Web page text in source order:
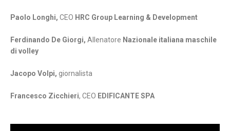
Paolo Longhi, CEO HRC Group Learning & Development
Ferdinando De Giorgi, Allenatore Nazionale italiana maschile
di volley
Jacopo Volpi, giornalista
Francesco Zicchieri, CEO EDIFICANTE SPA